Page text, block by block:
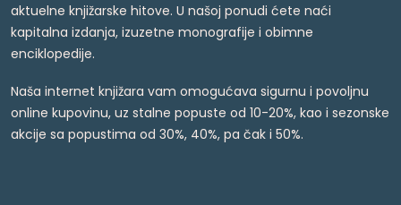
aktuelne knjižarske hitove. U našoj ponudi ćete naći
kapitalna izdanja, izuzetne monografije i obimne
enciklopedije.
Naša internet knjižara vam omogućava sigurnu i povoljnu
online kupovinu, uz stalne popuste od 10-20%, kao i sezonske
akcije sa popustima od 30%, 40%, pa čak i 50%.